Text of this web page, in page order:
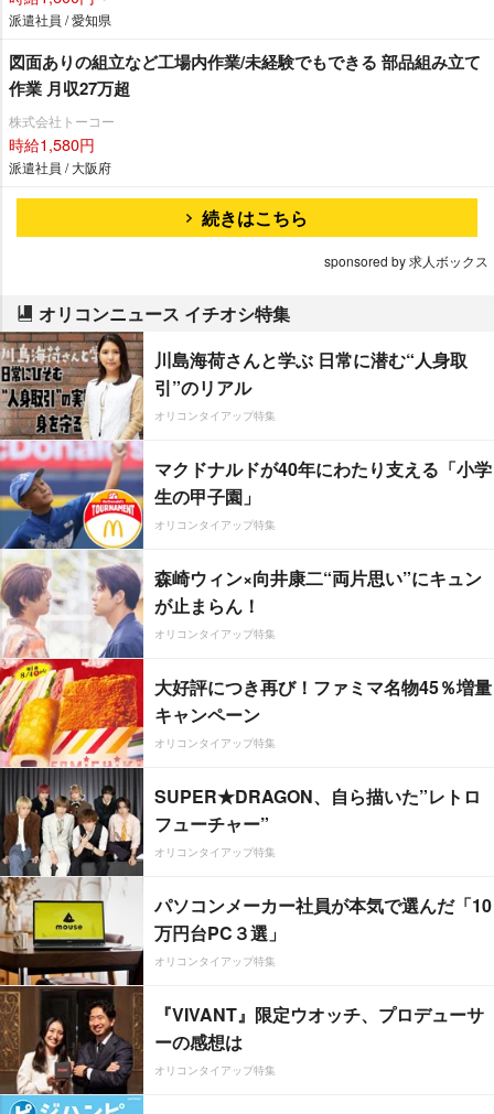
派遣社員 / 愛知県
図面ありの組立など工場内作業/未経験でもできる 部品組み立て
作業 月収27万超
株式会社トーコー
時給1,580円
派遣社員 / 大阪府
続きはこちら
sponsored by 求人ボックス
オリコンニュース イチオシ特集
川島海荷さんと学ぶ 日常に潜む“人身取
引”のリアル
オリコンタイアップ特集
マクドナルドが40年にわたり支える「小学
生の甲子園」
オリコンタイアップ特集
森崎ウィン×向井康二“両片思い”にキュン
が止まらん！
オリコンタイアップ特集
大好評につき再び！ファミマ名物45％増量
キャンペーン
オリコンタイアップ特集
SUPER★DRAGON、自ら描いた”レトロ
フューチャー”
オリコンタイアップ特集
パソコンメーカー社員が本気で選んだ「10
万円台PC３選」
オリコンタイアップ特集
『VIVANT』限定ウオッチ、プロデューサ
ーの感想は
オリコンタイアップ特集